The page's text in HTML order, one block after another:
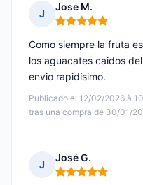
J
Jose M.
Nota: 5 de 5
Publicado el 12/02/2026 à
tras una compra de 30/01/
Como siempre la fruta
los aguacates caidos
envio rapidísimo.
J
José G.
Nota: 5 de 5